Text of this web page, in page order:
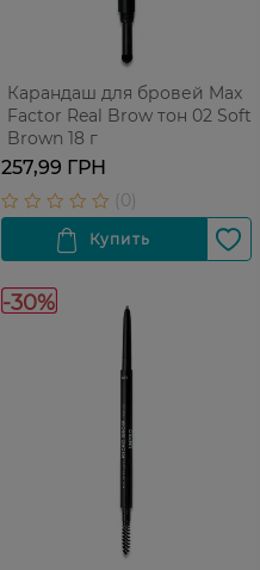
Карандаш для бровей Max
Factor Real Brow тон 02 Soft
Brown 18 г
257,99 ГРН
-30%